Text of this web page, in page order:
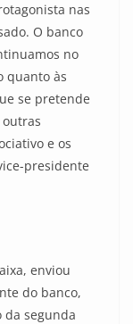
nas
O banco
no
quanto às
se pretende
e os
presidente
enviou
do banco,
da segunda